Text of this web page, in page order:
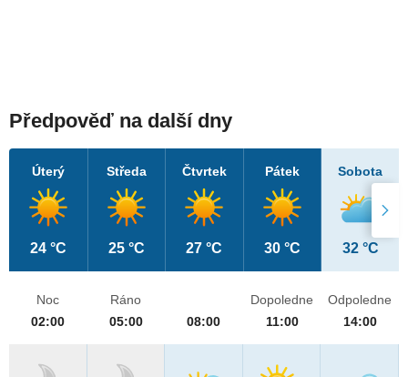
Předpověď na další dny
Úterý
24 °C
Středa
25 °C
Čtvrtek
27 °C
Pátek
30 °C
Sobota
32 °C
Noc
02:00
Ráno
05:00
08:00
Dopoledne
11:00
Odpoledne
14:00